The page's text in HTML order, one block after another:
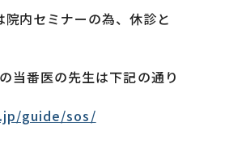
内セミナーの為、休診と
当番医の先生は下記の通り
guide/sos/